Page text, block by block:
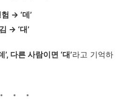
→ ‘데’
→ ‘대’
다른 사람이면 ‘대’라고 기억하